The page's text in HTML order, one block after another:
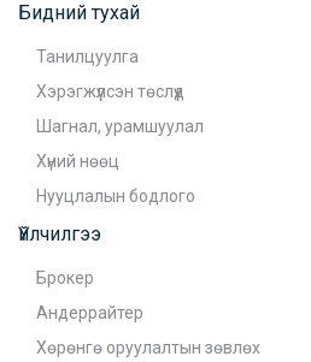
Бидний тухай
Танилцуулга
Хэрэгжүүлсэн төслүүд
Шагнал, урамшуулал
Хүний нөөц
Нууцлалын бодлого
Үйлчилгээ
Брокер
Андеррайтер
Хөрөнгө оруулалтын зөвлөх